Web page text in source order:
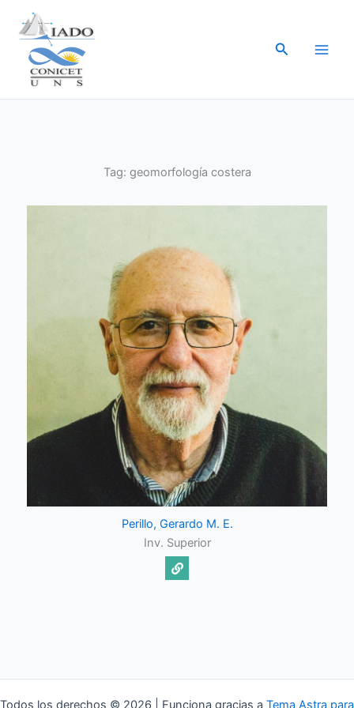
contenido
Buscar
Tag: geomorfología costera
Perillo, Gerardo M. E.
Inv. Superior
Todos los derechos © 2026 | Funciona gracias a Tema Astra para